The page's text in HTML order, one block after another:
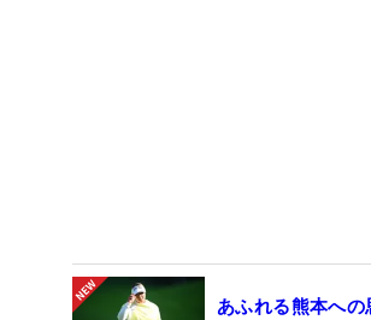
あふれる熊本へ